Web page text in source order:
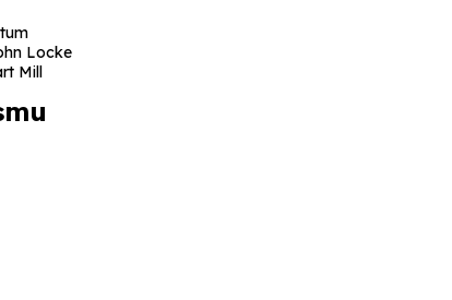
Locke
Mill